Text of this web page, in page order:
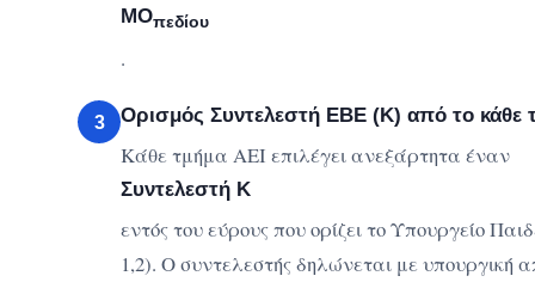
ΜΟπεδίου
.
3 Ορισμός Συντελεστή ΕΒΕ (Κ) από το κάθε
Κάθε τμήμα ΑΕΙ επιλέγει ανεξάρτητα έναν
Συντελεστή Κ
εντός του εύρους που ορίζει το Υπουργείο
1,2). Ο συντελεστής δηλώνεται με υπουργική